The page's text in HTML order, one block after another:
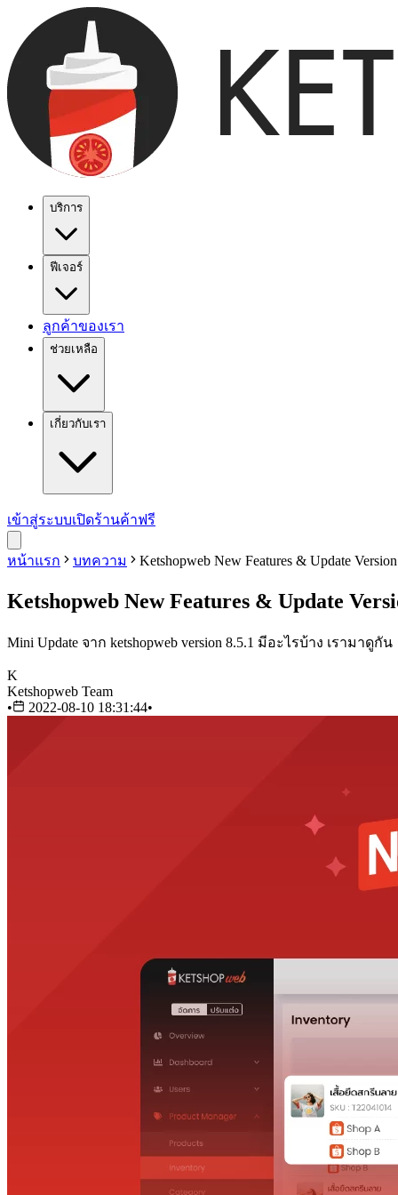
บริการ
ฟีเจอร์
ลูกค้าของเรา
ช่วยเหลือ
เกี่ยวกับเรา
เข้าสู่ระบบเปิดร้านค้าฟรี
หน้าแรก บทความ Ketshopweb New Features & Update
Ketshopweb New Features & Update
Mini Update จาก ketshopweb version 8.5.1 มีอะไรบ้าง เรามาดูกัน
K
Ketshopweb Team
•
2022-08-10 18:31:44•